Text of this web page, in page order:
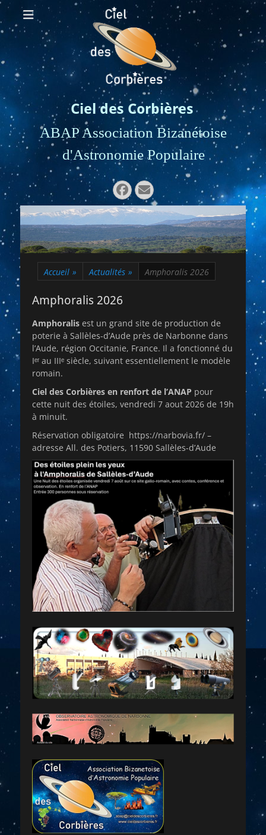
Ciel des Corbières
ABAP Association Bizanétoise
d'Astronomie Populaire
Rechercher :
Facebook
E-
mail
Accueil » Actualités » Amphoralis 2026
Amphoralis 2026
Amphoralis est un grand site de production de
poterie à Sallèles-d’Aude près de Narbonne dans
l’Aude, région Occitanie, France. Il a fonctionné du
Iᵉʳ au IIIᵉ siècle, suivant essentiellement le modèle
romain.
Ciel des Corbières en renfort de l’ANAP pour
cette nuit des étoiles, vendredi 7 aout 2026 de 19h
à minuit.
Réservation obligatoire https://narbovia.fr/ –
adresse All. des Potiers, 11590 Sallèles-d’Aude